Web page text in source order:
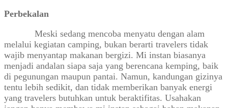
Perbekalan
Meski sedang mencoba menyatu dengan alam
melalui kegiatan camping, bukan berarti travelers tidak
wajib menyantap makanan bergizi. Mi instan biasanya
menjadi andalan siapa saja yang berencana kemping, baik
di pegunungan maupun pantai. Namun, kandungan gizinya
tentu lebih sedikit, dan tidak memberikan banyak energi
yang travelers butuhkan untuk beraktifitas. Usahakan